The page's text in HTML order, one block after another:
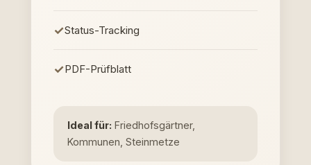
Status-Tracking
PDF-Prüfblatt
Ideal für: Friedhofsgärtner,
Kommunen, Steinmetze